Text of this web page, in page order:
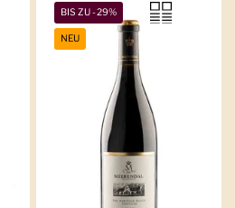
BIS ZU -29%
NEU